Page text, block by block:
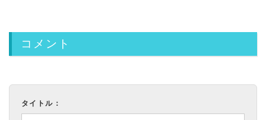
コメント
タイトル：